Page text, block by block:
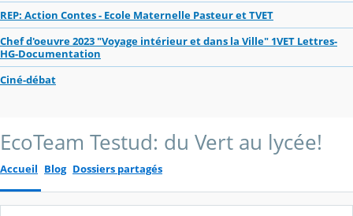
REP: Action Contes - Ecole Maternelle Pasteur et TVET
Chef d'oeuvre 2023 "Voyage intérieur et dans la Ville" 1VET Lettres-
HG-Documentation
Ciné-débat
EcoTeam Testud: du Vert au lycée!
Accueil Blog Dossiers partagés